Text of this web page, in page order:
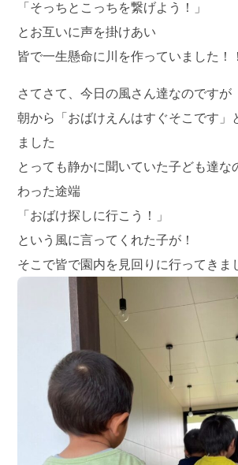
「そっちとこっちを繋げよう！」
とお互いに声を掛けあい
皆で一生懸命に川を作っていました！！
さてさて、今日の風さん達なのですが
朝から「おばけえんはすぐそこです」
ました
とっても静かに聞いていた子ども達な
わった途端
「おばけ探しに行こう！」
という風に言ってくれた子が！
そこで皆で園内を見回りに行ってきま